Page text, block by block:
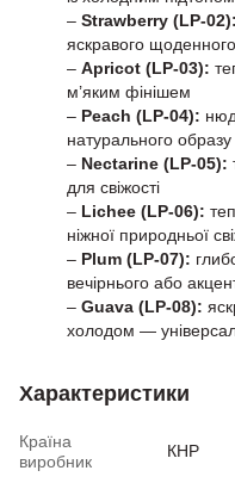
– Strawberry (LP-02):
яскравого
– Apricot (LP-03):
м’яким фінішем
– Peach (LP-04):
натурального образу
– Nectarine (LP-05):
для свіжості
– Lichee (LP-06):
ніжної природньої
– Plum (LP-07):
вечірнього або
– Guava (LP-08):
холодом —
Характеристики
Країна
виробник
КНР